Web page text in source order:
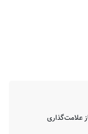
علامت‌گذاری